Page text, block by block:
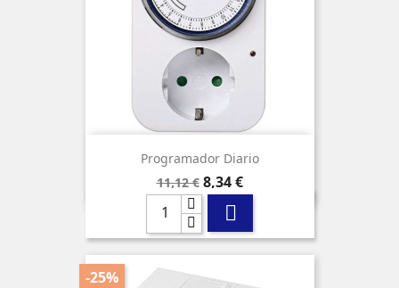
Programador Diario
Precio
base
11,12 € Precio
8,34 €

-25%